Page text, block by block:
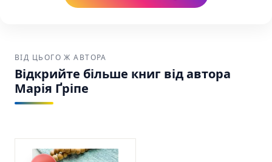
ВІД ЦЬОГО Ж АВТОРА
Відкрийте більше книг від автора
Марія Ґріпе